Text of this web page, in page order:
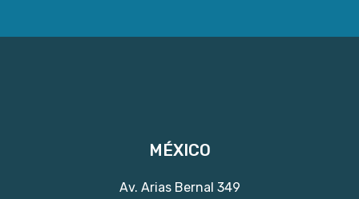
MÉXICO
Av. Arias Bernal 349